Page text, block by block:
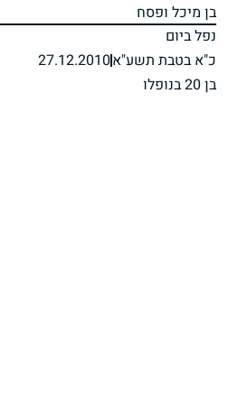
בן מיכל ופסח
נפל ביום
כ"א בטבת תשע"א27.12.2010
בן 20 בנופלו